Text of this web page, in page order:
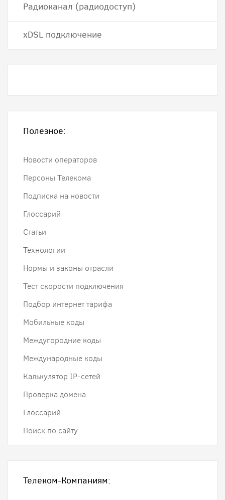
Радиоканал (радиодоступ)
хDSL подключение
Полезное:
Новости операторов
Персоны Телекома
Подписка на новости
Глоссарий
Статьи
Технологии
Нормы и законы отрасли
Тест скорости подключения
Подбор интернет тарифа
Мобильные коды
Междугородние коды
Международные коды
Калькулятор IP-сетей
Проверка домена
Глоссарий
Поиск по сайту
Телеком-Компаниям: